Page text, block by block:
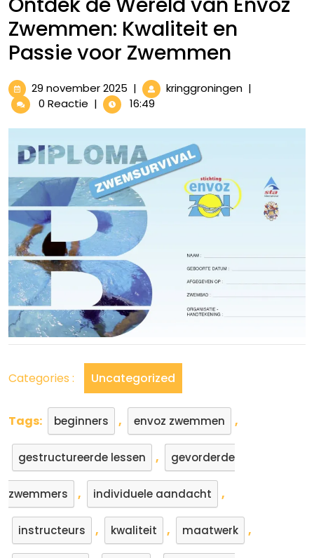
Zwemmen: Kwaliteit en
Passie voor Zwemmen
29 november 2025 29
november
| kringgroningenOntdek
Kwaliteit
Passie
|
0 Reactie | 16:49
Categories : Uncategorized
Tags: beginners , envoz zwemmen ,
gestructureerde lessen , gevorderde
zwemmers , individuele aandacht ,
instructeurs , kwaliteit , maatwerk ,